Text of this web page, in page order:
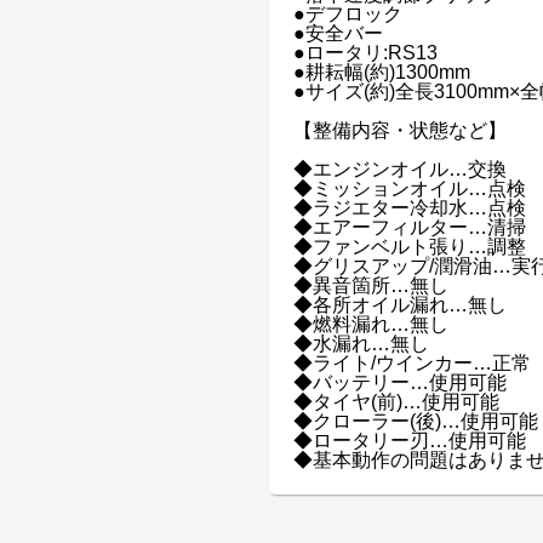
●デフロック
●安全バー
●ロータリ:RS13
●耕耘幅(約)1300mm
●サイズ(約)全長3100mm×
【整備内容・状態など】
◆エンジンオイル…交換
◆ミッションオイル…点検
◆ラジエター冷却水…点検
◆エアーフィルター…清掃
◆ファンベルト張り…調整
◆グリスアップ/潤滑油…実
◆異音箇所…無し
◆各所オイル漏れ…無し
◆燃料漏れ…無し
◆水漏れ…無し
◆ライト/ウインカー…正常
◆バッテリー…使用可能
◆タイヤ(前)…使用可能
◆クローラー(後)…使用可能
◆ロータリー刃…使用可能
◆基本動作の問題はありませ